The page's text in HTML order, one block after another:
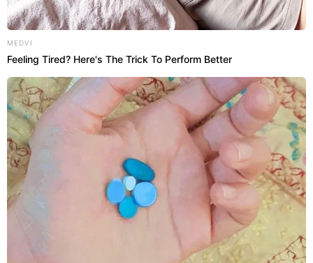
Organização Escandinava
MEDVI
Feeling Tired? Here's The Trick To Perform Better